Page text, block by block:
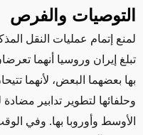
التوصيات والفرص
لمنع إتمام عمليات النقل
تبلغ إيران وروسيا أنهما
بها بعضهما البعض، لأنهما
وحلفائها لتطوير تدابير
الأوسط وأوروبا بها. وفي